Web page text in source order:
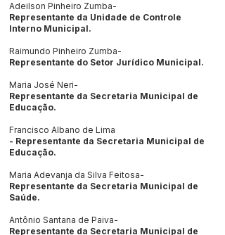
Adeilson Pinheiro Zumba-
Representante da Unidade de Controle
Interno Municipal.
Raimundo Pinheiro Zumba-
Representante do Setor Jurídico Municipal.
Maria José Neri-
Representante da Secretaria Municipal de
Educação.
Francisco Albano de Lima
- Representante da Secretaria Municipal de
Educação.
Maria Adevanja da Silva Feitosa-
Representante da Secretaria Municipal de
Saúde.
Antônio Santana de Paiva-
Representante da Secretaria Municipal de